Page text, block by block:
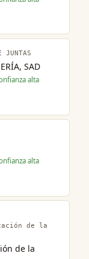
JUNTAS
SAD
alta
alta
de la
de la